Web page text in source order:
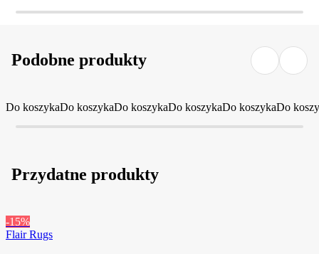
Podobne produkty
Do koszykaDo koszykaDo koszykaDo koszykaDo koszykaDo
Przydatne produkty
-15%
Flair Rugs